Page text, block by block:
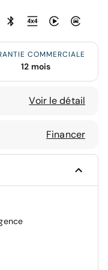
COMMERCIALE
12 mois
Voir le détail
Financer